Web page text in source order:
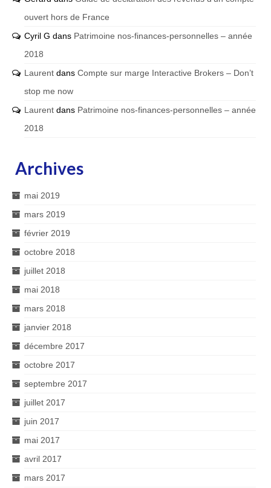
ouvert hors de France
Cyril G dans Patrimoine nos-finances-personnelles – année
2018
Laurent dans Compte sur marge Interactive Brokers – Don’t
stop me now
Laurent dans Patrimoine nos-finances-personnelles – année
2018
Archives
mai 2019
mars 2019
février 2019
octobre 2018
juillet 2018
mai 2018
mars 2018
janvier 2018
décembre 2017
octobre 2017
septembre 2017
juillet 2017
juin 2017
mai 2017
avril 2017
mars 2017